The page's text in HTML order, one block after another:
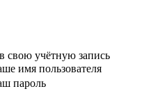
свою учётную запись
имя пользователя
пароль